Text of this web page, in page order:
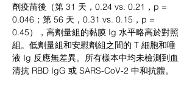
劑疫苗後（第 31 天，0.24 vs. 0.21，p =
0.046；第 56 天，0.31 vs. 0.15，p =
0.45），高劑量組的黏膜 Ig 水平略高於對照
組。低劑量組和安慰劑組之間的 T 細胞和唾
液 Ig 反應無差異。所有樣本中均未檢測到血
清抗 RBD IgG 或 SARS-CoV-2 中和抗體。